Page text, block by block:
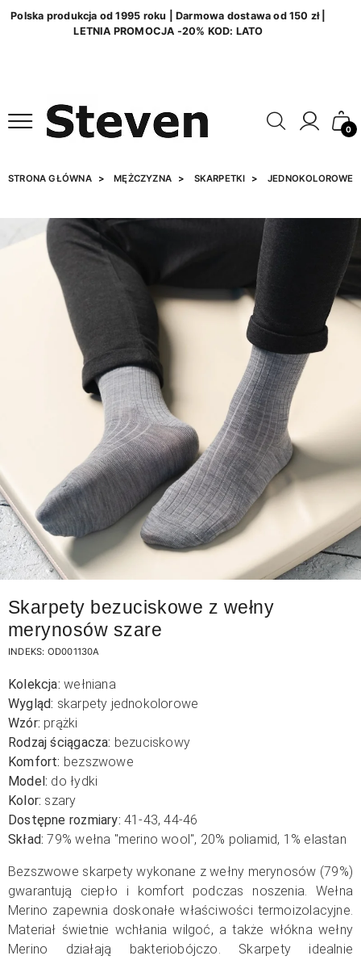
Polska produkcja od 1995 roku | Darmowa dostawa od 150 zł |
LETNIA PROMOCJA -20% KOD: LATO
0
STRONA GŁÓWNA MĘŻCZYZNA SKARPETKI JEDNOKOLOROWE
Skarpety bezuciskowe z wełny
merynosów szare
INDEKS: OD001130A
Kolekcja: wełniana
Wygląd: skarpety jednokolorowe
Wzór: prążki
Rodzaj ściągacza: bezuciskowy
Komfort: bezszwowe
Model: do łydki
Kolor: szary
Dostępne rozmiary: 41-43, 44-46
Skład: 79% wełna "merino wool", 20% poliamid, 1% elastan
Bezszwowe skarpety wykonane z wełny merynosów (79%)
gwarantują ciepło i komfort podczas noszenia. Wełna
Merino zapewnia doskonałe właściwości termoizolacyjne.
Materiał świetnie wchłania wilgoć, a także włókna wełny
Merino działają bakteriobójczo. Skarpety idealnie